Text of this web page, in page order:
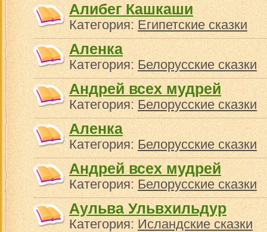
Алибег Кашкаши
Категория:Египетские сказки
Аленка
Категория:Белорусские сказки
Андрей всех мудрей
Категория:Белорусские сказки
Аленка
Категория:Белорусские сказки
Андрей всех мудрей
Категория:Белорусские сказки
Аульва Ульвхильдур
Категория:Исландские сказки